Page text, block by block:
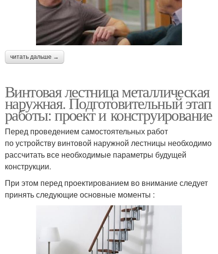
читать дальше →
Винтовая лестница металлическая
наружная. Подготовительный этап
работы: проект и конструирование
Перед проведением самостоятельных работ
по устройству винтовой наружной лестницы необходимо
рассчитать все необходимые параметры будущей
конструкции.
При этом перед проектированием во внимание следует
принять следующие основные моменты :